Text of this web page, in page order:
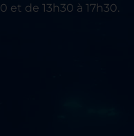
et de 13h30 à 17h30.